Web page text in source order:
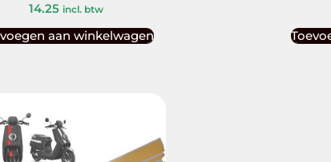
14.25 incl. btw
aan winkelwagen